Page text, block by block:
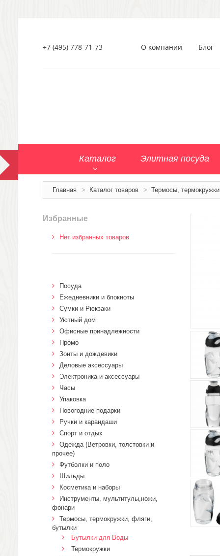
+7 (495) 778-71-73 О компании Блог
Каталог Элитная посуда
Главная > Каталог товаров > Термосы,
Избранные
Нет избранных товаров
Посуда
Ежедневники и блокноты
Сумки и Рюкзаки
Уютный дом
Офисные принадлежности
Промо
Зонты и дождевики
Деловые аксессуары
Электроника и аксессуары
Часы
Упаковка
Новогодние подарки
Ручки и карандаши
Спорт и отдых
Одежда (Ветровки, толстовки и
прочее)
Футболки и поло
Шильды
Косметика и наборы
Инструменты, мультитулы,ножи,
фонари
Термосы, термокружки, фляги,
бутылки
Бутылки для Воды
Термокружки